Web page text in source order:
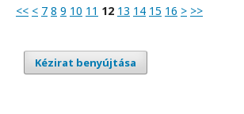
<< < 7 8 9 10 11 12 13 14 15 16 > >>
Kézirat benyújtása